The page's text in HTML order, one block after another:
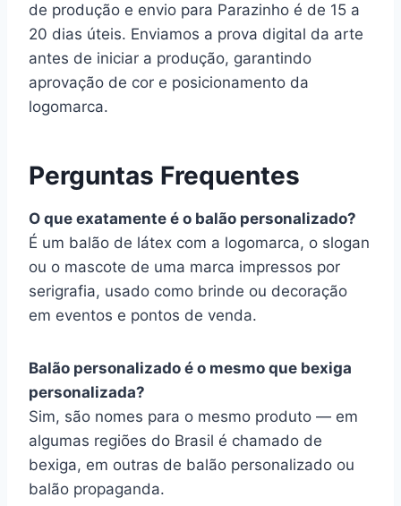
de produção e envio para Parazinho é de 15 a
20 dias úteis. Enviamos a prova digital da arte
antes de iniciar a produção, garantindo
aprovação de cor e posicionamento da
logomarca.
Perguntas Frequentes
O que exatamente é o balão personalizado?
É um balão de látex com a logomarca, o slogan
ou o mascote de uma marca impressos por
serigrafia, usado como brinde ou decoração
em eventos e pontos de venda.
Balão personalizado é o mesmo que bexiga
personalizada?
Sim, são nomes para o mesmo produto — em
algumas regiões do Brasil é chamado de
bexiga, em outras de balão personalizado ou
balão propaganda.